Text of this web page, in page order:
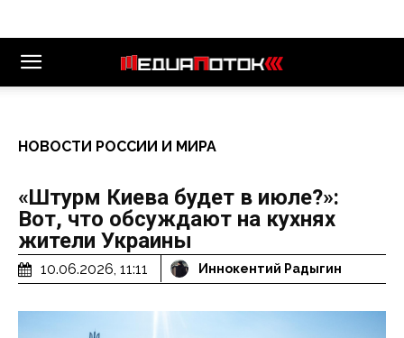
НОВОСТИ РОССИИ И МИРА
«Штурм Киева будет в июле?»:
Вот, что обсуждают на кухнях
жители Украины
10.06.2026, 11:11 Иннокентий Радыгин